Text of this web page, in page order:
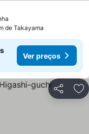
de Takayama
Ver preços
Partilhar